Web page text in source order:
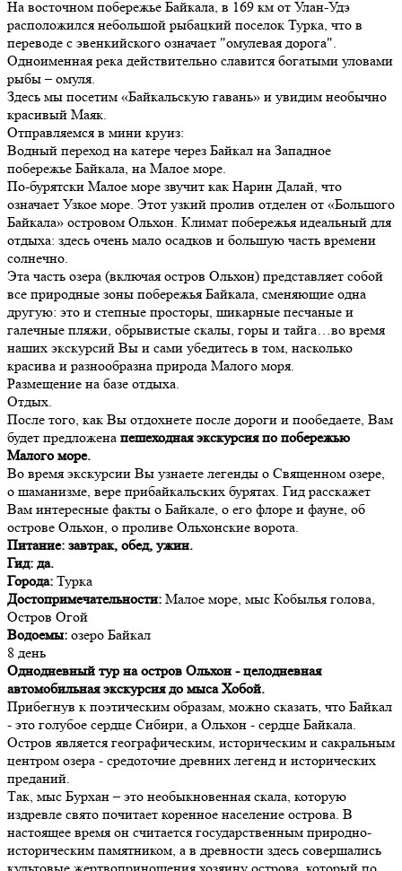
На восточном побережье Байкала, в 169 км от Улан-Удэ
расположился небольшой рыбацкий поселок Турка, что в
переводе с эвенкийского означает "омулевая дорога".
Одноименная река действительно славится богатыми уловами
рыбы – омуля.
Здесь мы посетим «Байкальскую гавань» и увидим необычно
красивый Маяк.
Отправляемся в мини круиз:
Водный переход на катере через Байкал на Западное
побережье Байкала, на Малое море.
По-бурятски Малое море звучит как Нарин Далай, что
означает Узкое море. Этот узкий пролив отделен от «Большого
Байкала» островом Ольхон. Климат побережья идеальный для
отдыха: здесь очень мало осадков и большую часть времени
солнечно.
Эта часть озера (включая остров Ольхон) представляет собой
все природные зоны побережья Байкала, сменяющие одна
другую: это и степные просторы, шикарные песчаные и
галечные пляжи, обрывистые скалы, горы и тайга…во время
наших экскурсий Вы и сами убедитесь в том, насколько
красива и разнообразна природа Малого моря.
Размещение на базе отдыха.
Отдых.
После того, как Вы отдохнете после дороги и пообедаете, Вам
будет предложена пешеходная экскурсия по побережью
Малого море.
Во время экскурсии Вы узнаете легенды о Священном озере,
о шаманизме, вере прибайкальских бурятах. Гид расскажет
Вам интересные факты о Байкале, о его флоре и фауне, об
острове Ольхон, о проливе Ольхонские ворота.
Питание: завтрак, обед, ужин.
Гид: да.
Города: Турка
Достопримечательности: Малое море, мыс Кобылья голова,
Остров Огой
Водоемы: озеро Байкал
8 день
Однодневный тур на остров Ольхон - целодневная
автомобильная экскурсия до мыса Хобой.
Прибегнув к поэтическим образам, можно сказать, что Байкал
- это голубое сердце Сибири, а Ольхон - сердце Байкала.
Остров является географическим, историческим и сакральным
центром озера - средоточие древних легенд и исторических
преданий.
Так, мыс Бурхан – это необыкновенная скала, которую
издревле свято почитает коренное население острова. В
настоящее время он считается государственным природно-
историческим памятником, а в древности здесь совершались